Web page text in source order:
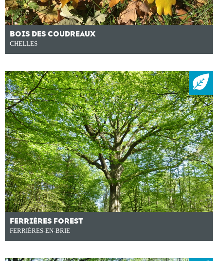
BOIS DES COUDREAUX
CHELLES
FERRIÈRES FOREST
FERRIÈRES-EN-BRIE